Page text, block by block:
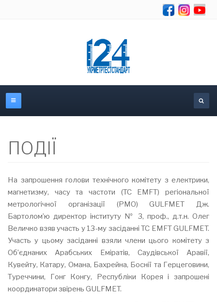
ПОДІЇ
На запрошення голови технічного комітету з електрики,
магнетизму, часу та частоти (TC EMFT) регіональної
метрологічної організації (РМО) GULFMET Дж.
Бартолом’ю директор інституту № 3, проф., д.т.н. Олег
Величко взяв участь у 13-му засіданні TC EMFT GULFMET.
Участь у цьому засіданні взяли члени цього комітету з
Об’єднаних Арабських Еміратів, Саудівської Аравії,
Кувейту, Катару, Омана, Бахрейна, Боснії та Герцеговини,
Туреччини, Гонг Конгу, Республіки Корея і запрошені
координатори звірень GULFMET.